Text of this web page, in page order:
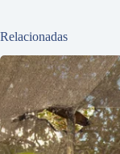
Relacionadas